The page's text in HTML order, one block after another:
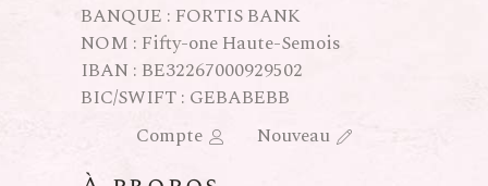
BANQUE : FORTIS BANK
NOM : Fifty-one Haute-Semois
IBAN : BE32267000929502
BIC/SWIFT : GEBABEBB
Compte
Nouveau